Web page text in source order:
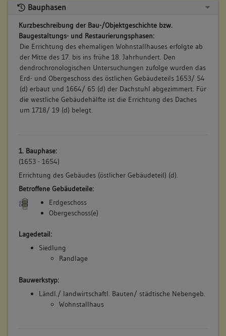
Bauphasen
Kurzbeschreibung der Bau-/Objektgeschichte bzw.
Baugestaltungs- und Restaurierungsphasen:
Die Errichtung des ehemaligen Wohnstallhauses erfolgte ab
der Mitte des 17. bis ins frühe 18. Jahrhundert. Den
dendrochronologischen Untersuchungen zufolge wurden das
Erd- und Obergeschoss des östlichen Gebäudeteils 1653/ 54
(d) erbaut und 1664/ 65 (d) der Dachstuhl abgezimmert. Für
die westliche Gebäudehälfte ist die Errichtung des Daches
um 1718/ 19 (d) belegt.
1. Bauphase:
(1653 - 1654)
Errichtung des Gebäudes (östlicher Gebäudeteil) (d).
Betroffene Gebäudeteile:
Erdgeschoss
Obergeschoss(e)
Lagedetail:
Siedlung
Randlage
Bauwerkstyp:
Ländl./ landwirtschaftl. Bauten/ städtische Nebengeb.
Wohnstallhaus